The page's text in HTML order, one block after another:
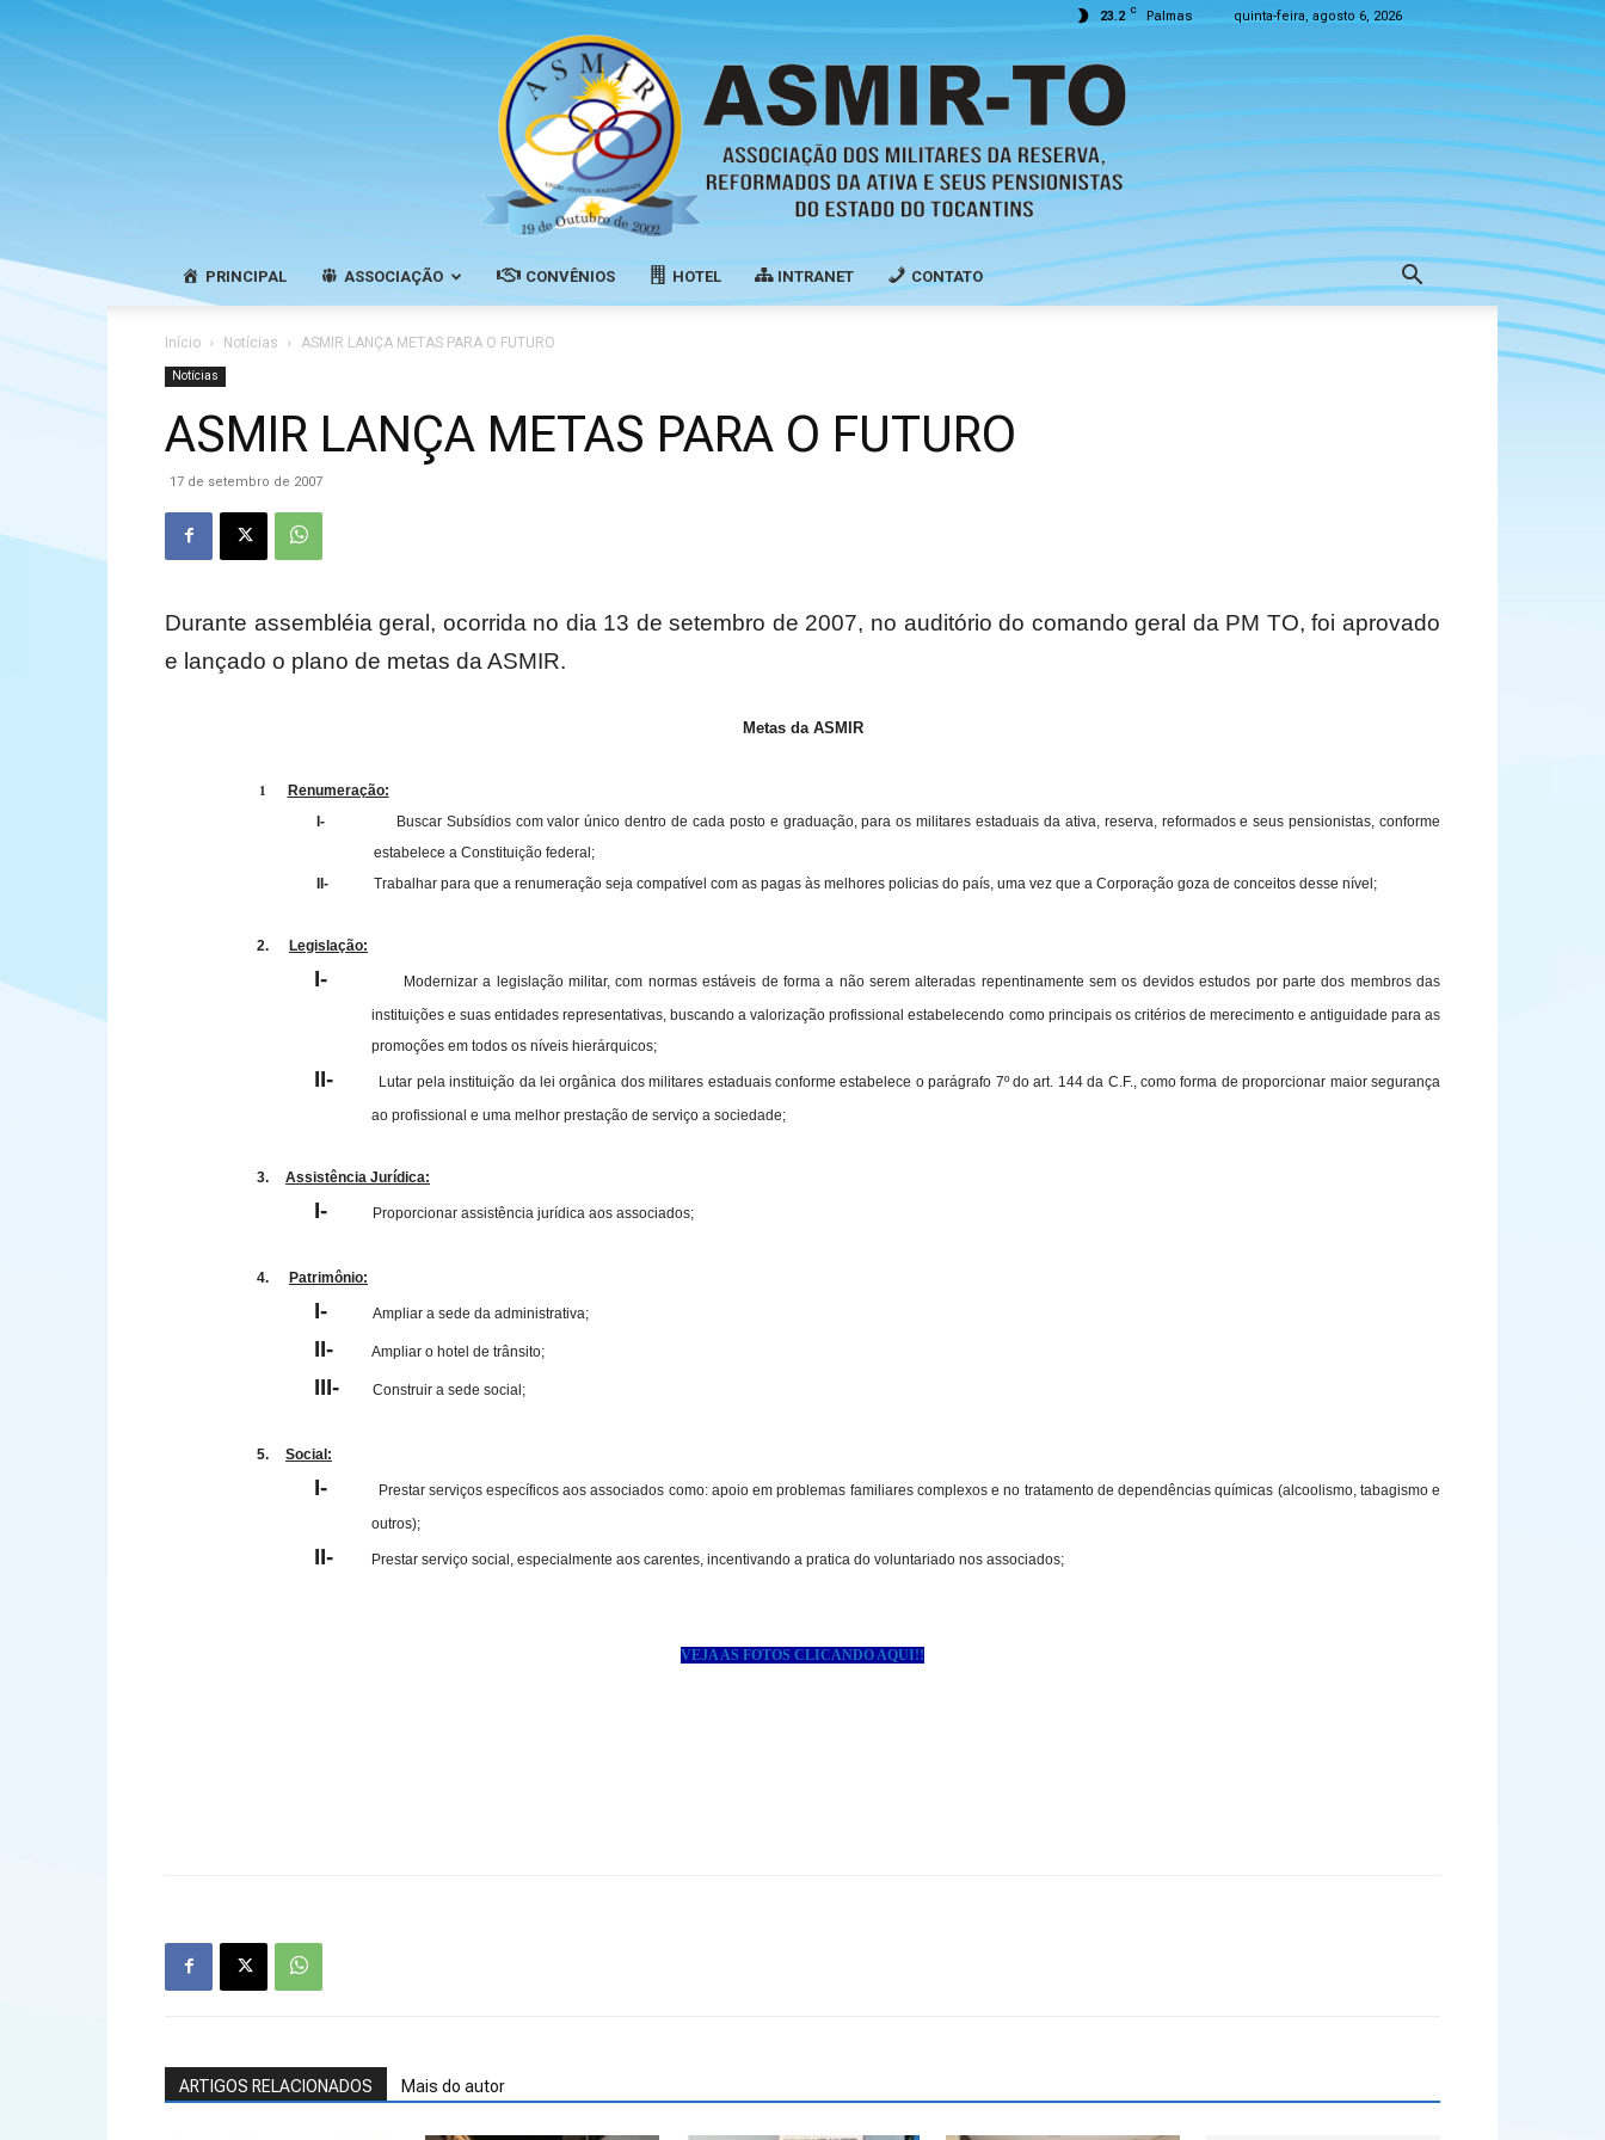
23.2 C Palmas quinta-feira, agosto 6, 2026
Militares
do
PRINCIPAL ASSOCIAÇÃO CONVÊNIOS HOTEL INTRANET CONTATO
Início Notícias ASMIR LANÇA METAS PARA O FUTURO
Notícias
ASMIR LANÇA METAS PARA O FUTURO
17 de setembro de 2007
Durante assembléia geral, ocorrida no dia 13 de setembro de 2007, no auditório do comando geral da PM TO, foi aprovado
e lançado o plano de metas da ASMIR.
Metas da ASMIR
1
Renumeração:
I-
Buscar Subsídios com valor único dentro de cada posto e graduação, para os militares estaduais da ativa, reserva, reformados e seus pensionistas, conforme
estabelece a Constituição federal;
II-
Trabalhar para que a renumeração seja compatível com as pagas às melhores policias do país, uma vez que a Corporação goza de conceitos desse nível;
2. Legislação:
I-
Modernizar a legislação militar, com normas estáveis de forma a não serem alteradas repentinamente sem os devidos estudos por parte dos membros das
instituições e suas entidades representativas, buscando a valorização profissional estabelecendo como principais os critérios de merecimento e antiguidade para as
promoções em todos os níveis hierárquicos;
II-
Lutar pela instituição da lei orgânica dos militares estaduais conforme estabelece o parágrafo 7º do art. 144 da C.F., como forma de proporcionar maior segurança
ao profissional e uma melhor prestação de serviço a sociedade;
3. Assistência Jurídica:
I- Proporcionar assistência jurídica aos associados;
4. Patrimônio:
I- Ampliar a sede da administrativa;
II- Ampliar o hotel de trânsito;
III- Construir a sede social;
5. Social:
I-
Prestar serviços específicos aos associados como: apoio em problemas familiares complexos e no tratamento de dependências químicas (alcoolismo, tabagismo e
outros);
II- Prestar serviço social, especialmente aos carentes, incentivando a pratica do voluntariado nos associados;
VEJA AS FOTOS CLICANDO AQUI!!
ARTIGOS RELACIONADOS Mais do autor